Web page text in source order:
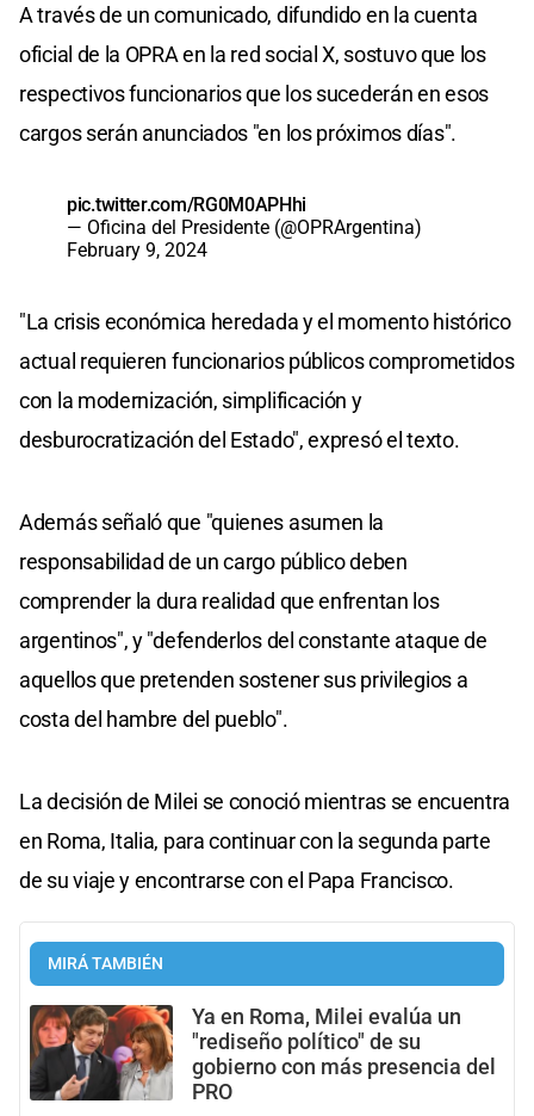
A través de un comunicado, difundido en la cuenta
oficial de la OPRA en la red social X, sostuvo que los
respectivos funcionarios que los sucederán en esos
cargos serán anunciados "en los próximos días".
pic.twitter.com/RG0M0APHhi
— Oficina del Presidente (@OPRArgentina)
February 9, 2024
"La crisis económica heredada y el momento histórico
actual requieren funcionarios públicos comprometidos
con la modernización, simplificación y
desburocratización del Estado", expresó el texto.
Además señaló que "quienes asumen la
responsabilidad de un cargo público deben
comprender la dura realidad que enfrentan los
argentinos", y "defenderlos del constante ataque de
aquellos que pretenden sostener sus privilegios a
costa del hambre del pueblo".
La decisión de Milei se conoció mientras se encuentra
en Roma, Italia, para continuar con la segunda parte
de su viaje y encontrarse con el Papa Francisco.
MIRÁ TAMBIÉN
Ya en Roma, Milei evalúa un
"rediseño político" de su
gobierno con más presencia del
PRO